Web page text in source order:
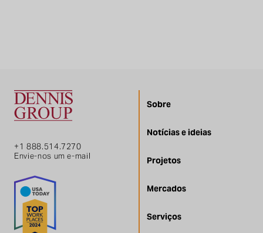
+1 888.514.7270
Envie-nos um e-mail
Sobre
Notícias e ideias
Projetos
Mercados
Serviços